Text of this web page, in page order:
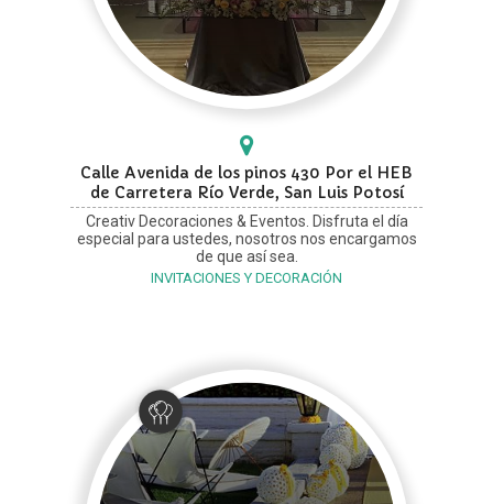
Calle Avenida de los pinos 430 Por el HEB
de Carretera Río Verde, San Luis Potosí
Creativ Decoraciones & Eventos. Disfruta el día
especial para ustedes, nosotros nos encargamos
de que así sea.
INVITACIONES Y DECORACIÓN